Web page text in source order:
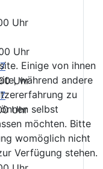
Uhr
Uhr
Uhr
Uhr
Einige von ihnen
während andere
zu
selbst
möchten. Bitte
womöglich nicht
Verfügung stehen.